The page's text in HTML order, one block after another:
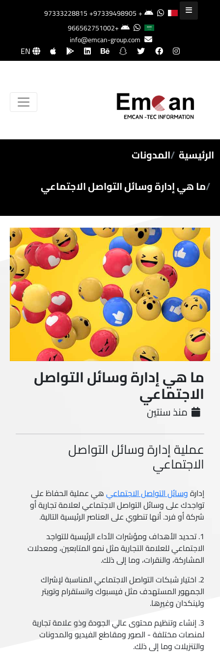
+97333228815
+97339498905
+966562751002
info@emcan-group.com
EN
الرئيسية المدونات
ما هي إدارة وسائل التواصل الاجتماعي
ما هي إدارة وسائل التواصل
الاجتماعي
منذ سنتين
عملية إدارة وسائل التواصل
الاجتماعي
إدارةوسائل التواصل الاجتماعيهي عملية الحفاظ على
تواجدك على وسائل التواصل الاجتماعي لعلامة تجارية أو
شركة أو فرد. أنها تنطوي على العناصر الرئيسية التالية.
1. تحديد الأهداف ومؤشرات الأداء الرئيسية للتواجد
الاجتماعي للعلامة التجارية مثل نمو المتابعين، ومعدلات
المشاركة، والنقرات، وما إلى ذلك.
2. اختيار شبكات التواصل الاجتماعي المناسبة لإشراك
الجمهور المستهدف مثل فيسبوك وانستقرام وتويتر
ولينكدان وغيرها.
3. إنشاء وتنظيم محتوى عالي الجودة وذو علامة تجارية
لمنصات مختلفة - الصور ومقاطع الفيديو والمدونات
والتنزيلات وما إلى ذلك.